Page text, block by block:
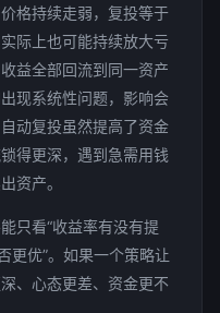
格持续走弱，复投等于
际上也可能持续放大亏
益全部回流到同一资产
现系统性问题，影响会
动复投虽然提高了资金
得更深，遇到急需用钱
资产。
只看“收益率有没有提
更优”。如果一个策略让
、心态更差、资金更不